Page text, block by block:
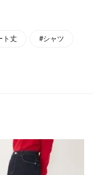
ト丈 #シャツ